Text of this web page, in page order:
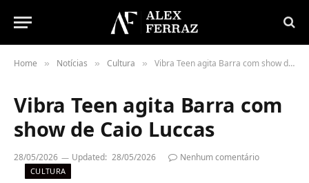
Home » Notícias » Cultura » Vibra Teen agita Barra com show de Caio Luccas
Vibra Teen agita Barra com
show de Caio Luccas
28/05/2026 Updated: 28/05/2026 Nenhum comentário
CULTURA